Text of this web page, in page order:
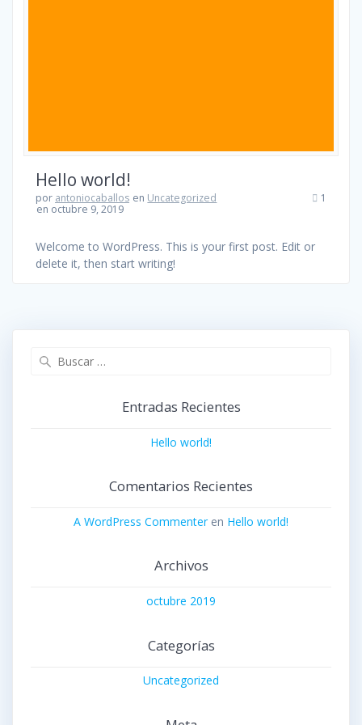
Hello world!
por antoniocaballos en Uncategorized
en octubre 9, 2019
1
Welcome to WordPress. This is your first post. Edit or
delete it, then start writing!
Entradas Recientes
Hello world!
Comentarios Recientes
A WordPress Commenteren Hello world!
Archivos
octubre 2019
Categorías
Uncategorized